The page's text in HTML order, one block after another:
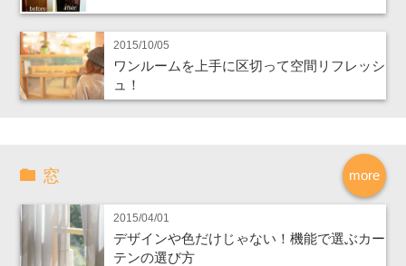
2015/10/05
ワンルームを上手に区切って空間リフレッシ
ュ！
more
窓
2015/04/01
デザインや色だけじゃない！機能で選ぶカー
テンの選び方